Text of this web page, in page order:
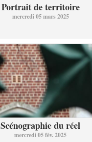
Portrait de territoire
mercredi 05 mars 2025
Scénographie du réel
mercredi 05 fév. 2025